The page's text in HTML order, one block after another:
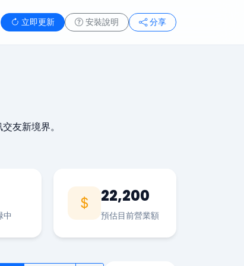
立即更新 安裝說明 分享
友新境界。
中
22,200
預估目前營業額